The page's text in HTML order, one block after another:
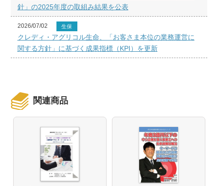
針」の2025年度の取組み結果を公表
2026/07/02 生保
クレディ・アグリコル生命、「お客さま本位の業務運営に
関する方針」に基づく成果指標（KPI）を更新
関連商品